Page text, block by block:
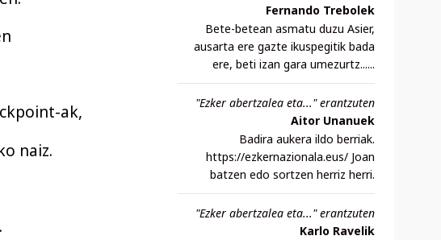
ak,
naiz.
Fernando Trebolek
Bete-betean asmatu duzu Asier,
ausarta ere gazte ikuspegitik bada
ere, beti izan gara umezurtz......
"Ezker abertzalea eta..." erantzuten
Aitor Unanuek
Badira aukera ildo berriak.
https://ezkernazionala.eus/ Joan
batzen edo sortzen herriz herri.
"Ezker abertzalea eta..." erantzuten
Karlo Ravelik